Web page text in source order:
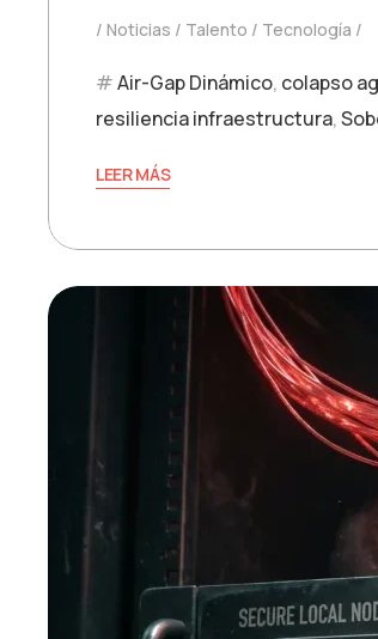
Noticias Talento Tecnología
Air-Gap Dinámico, colapso
resiliencia infraestructura,
LEER MÁS